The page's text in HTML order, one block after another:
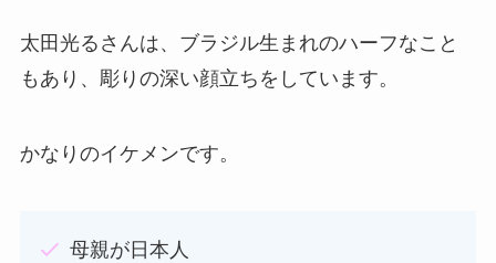
太田光るさんは、ブラジル生まれのハーフなこと
もあり、彫りの深い顔立ちをしています。
かなりのイケメンです。
母親が日本人